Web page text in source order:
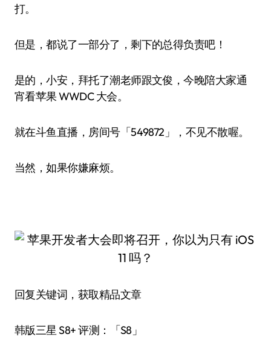
打。
但是，都说了一部分了，剩下的总得负责吧！
是的，小安，拜托了潮老师跟文俊，今晚陪大家通
宵看苹果 WWDC 大会。
就在斗鱼直播，房间号「549872」，不见不散喔。
当然，如果你嫌麻烦。
回复关键词，获取精品文章
韩版三星 S8+ 评测：「S8」